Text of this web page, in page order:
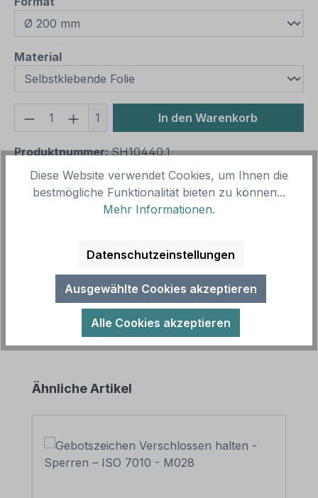
Materialauswählen
Produkt Anzahl: Gib den
1 In den Warenkorb
Produktnummer:SH10440.1
Vorlagenummer: ISO 7010 - M033
öffnen – nach ISO 7010 und ASR A 1.3 (2013) –
weist darauf hin, dass der Sich…Mehr
Produktgalerie überspringen
Ähnliche Artikel
Diese Website verwendet Cookies, um Ihnen die
bestmögliche Funktionalität bieten zu können...
Mehr Informationen.
Datenschutzeinstellungen
Ausgewählte Cookies akzeptieren
Alle Cookies akzeptieren